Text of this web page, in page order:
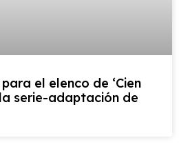
el elenco de ‘Cien
serie-adaptación de